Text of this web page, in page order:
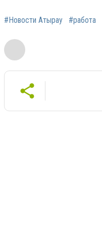
#Новости Атырау #работа